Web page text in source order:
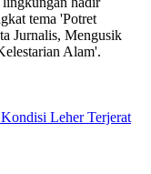
tema 'Potret
Jurnalis, Mengusik
Alam'.
Leher Terjerat